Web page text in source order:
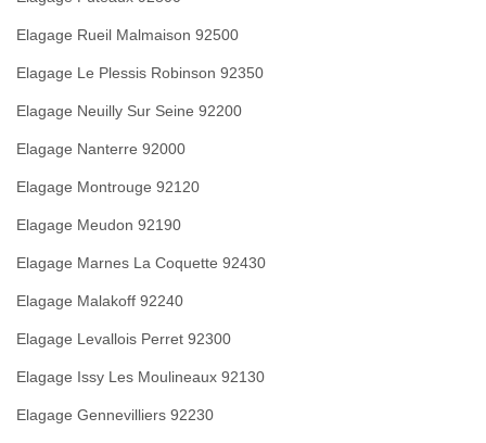
Elagage Rueil Malmaison 92500
Elagage Le Plessis Robinson 92350
Elagage Neuilly Sur Seine 92200
Elagage Nanterre 92000
Elagage Montrouge 92120
Elagage Meudon 92190
Elagage Marnes La Coquette 92430
Elagage Malakoff 92240
Elagage Levallois Perret 92300
Elagage Issy Les Moulineaux 92130
Elagage Gennevilliers 92230